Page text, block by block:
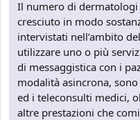
Il numero di dermatologi
cresciuto in modo
intervistati nell’ambito
utilizzare uno o più
di messaggistica con i
modalità asincrona,
ed i teleconsulti medici,
altre prestazioni che